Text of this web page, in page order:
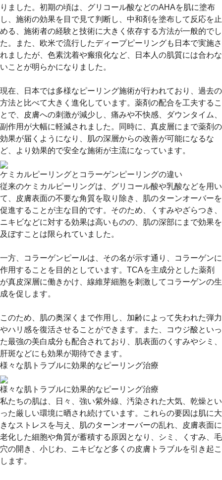
りました。初期の頃は、グリコール酸などのAHAを肌に塗布
し、施術の効果を目で見て判断し、中和剤を塗布して反応を止
める、施術者の経験と技術に大きく依存する方法が一般的でし
た。また、欧米で流行したディープピーリングも日本で実施さ
れましたが、色素沈着や瘢痕化など、日本人の肌質には合わな
いことが明らかになりました。
現在、日本では多様なピーリング施術が行われており、過去の
方法と比べて大きく進化しています。薬剤の配合を工夫するこ
とで、皮膚への刺激が減少し、痛みや不快感、ダウンタイム、
副作用が大幅に軽減されました。同時に、真皮層にまで薬剤の
効果が届くようになり、肌の深層からの改善が可能になるな
ど、より効果的で安全な施術が主流になっています。
ケミカルピーリングとコラーゲンピーリングの違い
従来のケミカルピーリングは、グリコール酸や乳酸などを用い
て、皮膚表面の不要な角質を取り除き、肌のターンオーバーを
促進することが主な目的です。そのため、くすみやざらつき、
ニキビなどに対する効果は高いものの、肌の深部にまで効果を
及ぼすことは限られていました。
一方、コラーゲンピールは、その名が示す通り、コラーゲンに
作用することを目的としています。TCAを主成分とした薬剤
が真皮深層に働きかけ、線維芽細胞を刺激してコラーゲンの生
成を促します。
このため、肌の奥深くまで作用し、加齢によって失われた弾力
やハリ感を復活させることができます。また、コウジ酸といっ
た最強の美白成分も配合されており、肌表面のくすみやシミ、
肝斑などにも効果が期待できます。
様々な肌トラブルに効果的なピーリング治療
様々な肌トラブルに効果的なピーリング治療
私たちの肌は、日々、強い紫外線、汚染された大気、乾燥とい
った厳しい環境に晒され続けています。これらの要因は肌に大
きなストレスを与え、肌のターンオーバーの乱れ、皮膚表面に
老化した細胞や角質が蓄積する原因となり、シミ、くすみ、毛
穴の開き、小じわ、ニキビなど多くの皮膚トラブルを引き起こ
します。